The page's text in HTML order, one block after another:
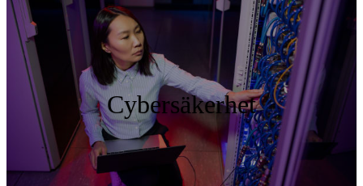
Cybersäkerhet